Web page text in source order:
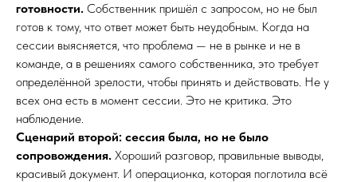
готовности. Собственник пришёл с запросом, но не был
готов к тому, что ответ может быть неудобным. Когда на
сессии выясняется, что проблема — не в рынке и не в
команде, а в решениях самого собственника, это требует
определённой зрелости, чтобы принять и действовать. Не у
всех она есть в момент сессии. Это не критика. Это
наблюдение.
Сценарий второй: сессия была, но не было
сопровождения. Хороший разговор, правильные выводы,
красивый документ. И операционка, которая поглотила всё